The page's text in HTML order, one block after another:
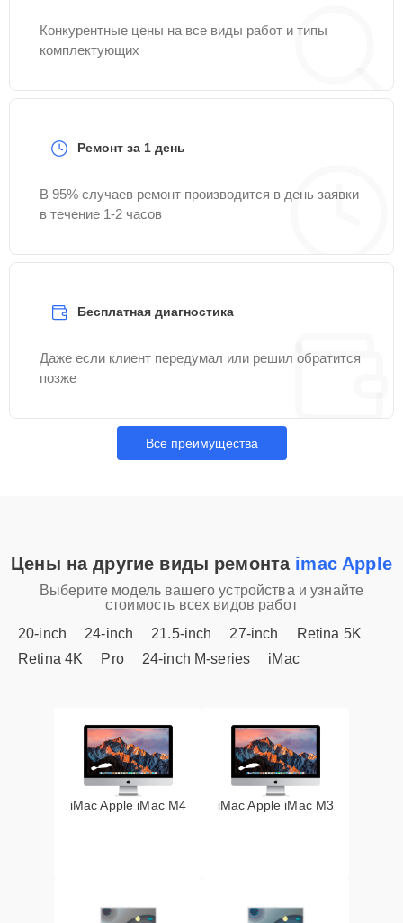
Конкурентные цены на все виды работ и типы
комплектующих
Ремонт за 1 день
В 95% случаев ремонт производится в день заявки
в течение 1-2 часов
Бесплатная диагностика
Даже если клиент передумал или решил обратится
позже
Все преимущества
Цены на другие виды ремонта imac Apple
Выберите модель вашего устройства и узнайте
стоимость всех видов работ
20-inch
24-inch 21.5-inch 27-inch
Retina 5K
Retina 4K
Pro 24-inch M-series iMac
iMac Apple iMac M4 iMac Apple iMac M3